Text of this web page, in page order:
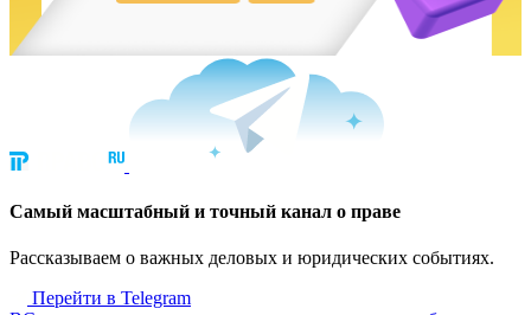
Cамый масштабный и точный канал о праве
Рассказываем о важных деловых и юридических событиях.
Перейти в Telegram